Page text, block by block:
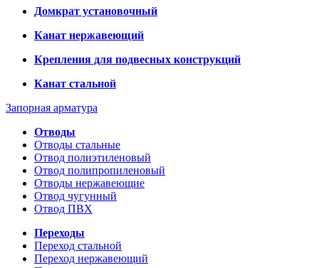
Домкрат установочный
Канат нержавеющий
Крепления для подвесных конструкций
Канат стальной
Запорная арматура
Отводы
Отводы стальные
Отвод полиэтиленовый
Отвод полипропиленовый
Отводы нержавеющие
Отвод чугунный
Отвод ПВХ
Переходы
Переход стальной
Переход нержавеющий